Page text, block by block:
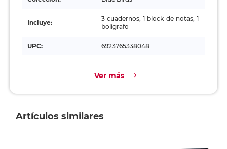
Incluye:
3 cuadernos, 1 block de notas, 1
bolígrafo
UPC: 6923765338048
Ver más
Artículos similares